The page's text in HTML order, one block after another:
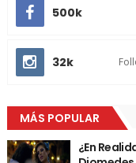
500k
32k
MÁS POPULAR
¿En